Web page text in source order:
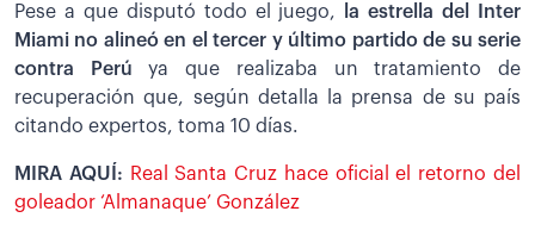
Pese a que disputó todo el juego, la estrella del Inter
Miami no alineó en el tercer y último partido de su serie
contra Perú ya que realizaba un tratamiento de
recuperación que, según detalla la prensa de su país
citando expertos, toma 10 días.
MIRA AQUÍ: Real Santa Cruz hace oficial el retorno del
goleador ‘Almanaque’ González